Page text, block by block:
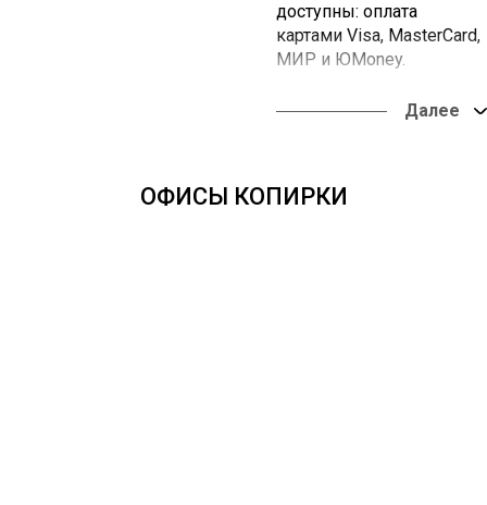
доступны: оплата
картами Visa, MasterCard,
МИР и ЮMoney.
Вы можете забрать заказ
в наших офисах или
ОФИСЫ КОПИРКИ